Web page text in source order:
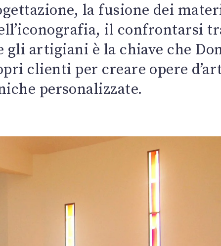
la fusione dei
il confrontarsi
gli artigiani è la chiave che
clienti per creare opere
personalizzate.